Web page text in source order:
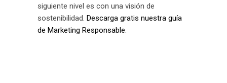
siguiente nivel es con una visión de
sostenibilidad. Descarga gratis nuestra guía
de Marketing Responsable.